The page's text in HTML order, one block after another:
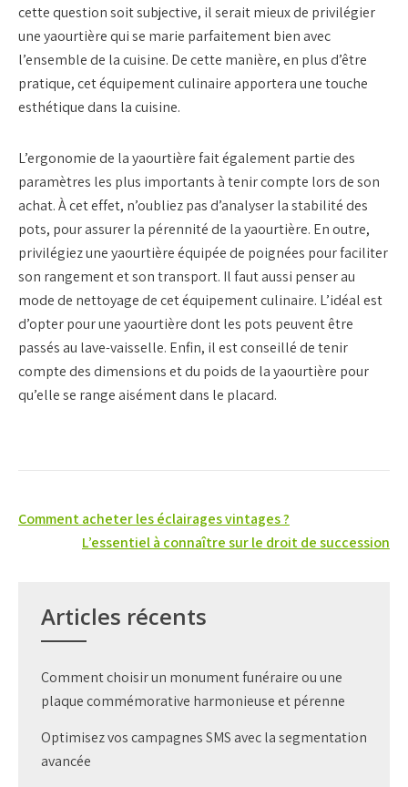
cette question soit subjective, il serait mieux de privilégier
une yaourtière qui se marie parfaitement bien avec
l’ensemble de la cuisine. De cette manière, en plus d’être
pratique, cet équipement culinaire apportera une touche
esthétique dans la cuisine.
L’ergonomie de la yaourtière fait également partie des
paramètres les plus importants à tenir compte lors de son
achat. À cet effet, n’oubliez pas d’analyser la stabilité des
pots, pour assurer la pérennité de la yaourtière. En outre,
privilégiez une yaourtière équipée de poignées pour faciliter
son rangement et son transport. Il faut aussi penser au
mode de nettoyage de cet équipement culinaire. L’idéal est
d’opter pour une yaourtière dont les pots peuvent être
passés au lave-vaisselle. Enfin, il est conseillé de tenir
compte des dimensions et du poids de la yaourtière pour
qu’elle se range aisément dans le placard.
Navigation
Comment acheter les éclairages vintages ?
L’essentiel à connaître sur le droit de succession
Articles récents
Comment choisir un monument funéraire ou une
plaque commémorative harmonieuse et pérenne
Optimisez vos campagnes SMS avec la segmentation
avancée